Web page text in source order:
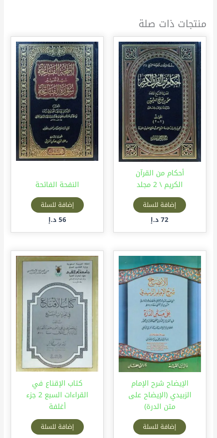
منتجات ذات صلة
أحكام من القرآن
الكريم \ 2 مجلد
إضافة للسلة
72 د.إ
النفحة الفائحة
إضافة للسلة
56 د.إ
الإيضاح شرح الإمام
الزبيدي (الإيضاح على
متن الدرة)
إضافة للسلة
كتاب الإقناع في
القراءات السبع 2 جزء
أغلفة
إضافة للسلة